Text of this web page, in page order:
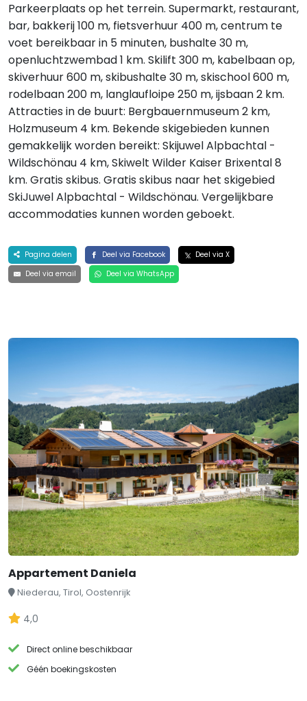
Parkeerplaats op het terrein. Supermarkt, restaurant,
bar, bakkerij 100 m, fietsverhuur 400 m, centrum te
voet bereikbaar in 5 minuten, bushalte 30 m,
openluchtzwembad 1 km. Skilift 300 m, kabelbaan op,
skiverhuur 600 m, skibushalte 30 m, skischool 600 m,
rodelbaan 200 m, langlaufloipe 250 m, ijsbaan 2 km.
Attracties in de buurt: Bergbauernmuseum 2 km,
Holzmuseum 4 km. Bekende skigebieden kunnen
gemakkelijk worden bereikt: Skijuwel Alpbachtal -
Wildschönau 4 km, Skiwelt Wilder Kaiser Brixental 8
km. Gratis skibus. Gratis skibus naar het skigebied
SkiJuwel Alpbachtal - Wildschönau. Vergelijkbare
accommodaties kunnen worden geboekt.
Pagina delen Deel via Facebook
Deel via X
Deel via email
Deel via WhatsApp
Appartement Daniela
Niederau, Tirol, Oostenrijk
4,0
Direct online beschikbaar
Géén boekingskosten